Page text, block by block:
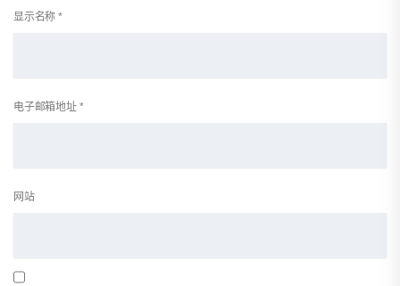
显示名称 *
电子邮箱地址 *
网站